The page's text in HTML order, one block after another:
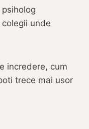
unde
incredere, cum
trece mai usor